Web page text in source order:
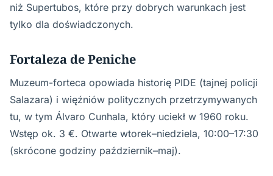
niż Supertubos, które przy dobrych warunkach jest
tylko dla doświadczonych.
Fortaleza de Peniche
Muzeum-forteca opowiada historię PIDE (tajnej policji
Salazara) i więźniów politycznych przetrzymywanych
tu, w tym Álvaro Cunhala, który uciekł w 1960 roku.
Wstęp ok. 3 €. Otwarte wtorek–niedziela, 10:00–17:30
(skrócone godziny październik–maj).